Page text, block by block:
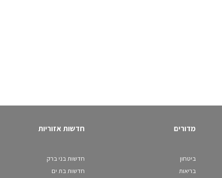
מדורים
ביטחון
בריאות
חדשות אזוריות
חדשות בני ברק
חדשות בת ים